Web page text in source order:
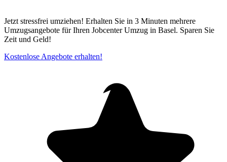
Jetzt stressfrei umziehen! Erhalten Sie in 3 Minuten mehrere
Umzugsangebote für Ihren Jobcenter Umzug in Basel. Sparen Sie
Zeit und Geld!
Kostenlose Angebote erhalten!